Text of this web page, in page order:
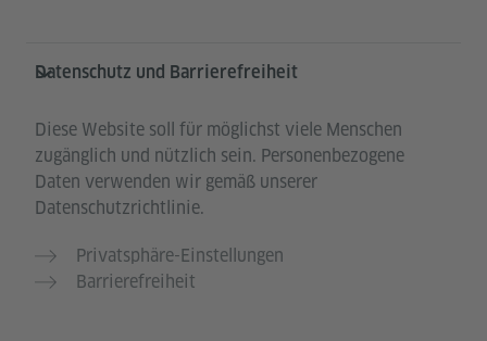
Datenschutz und Barrierefreiheit
Diese Website soll für möglichst viele Menschen
zugänglich und nützlich sein. Personenbezogene
Daten verwenden wir gemäß unserer
Datenschutzrichtlinie.
Privatsphäre-Einstellungen
Barrierefreiheit